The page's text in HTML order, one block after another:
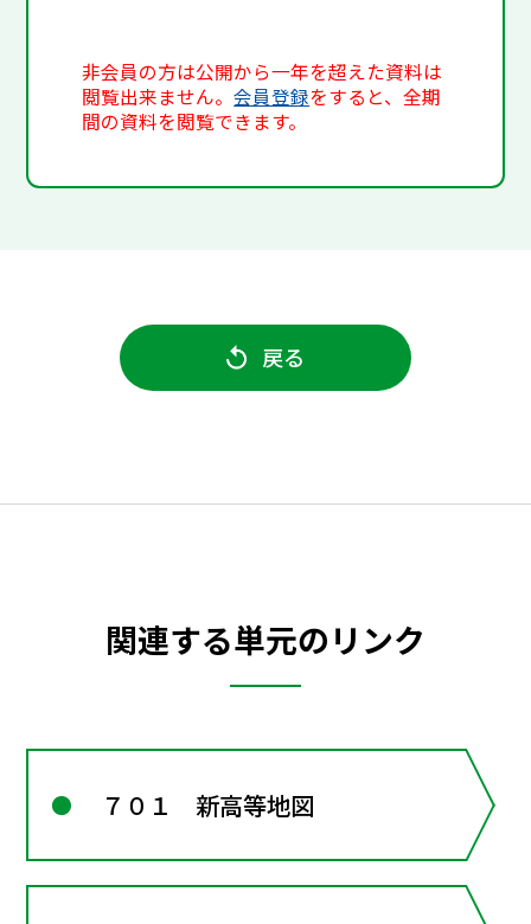
非会員の方は公開から一年を超えた資料は
閲覧出来ません。会員登録をすると、全期
間の資料を閲覧できます。
戻る
関連する単元のリンク
７０１ 新高等地図